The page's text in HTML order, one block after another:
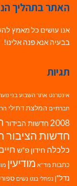
האתר בתהליך
אנו עושים כל מאמץ
בבעיה אנא פנה אלינו!
תגיות
אינטרנט אתר השבועבני
חברתיים המלצת דתילי
2008 חדשות הבידור
חדשות הציבור
כלכלה חידון פ"ש
כתבות מד"א מודיעין
נדל"ן נפתלי בנט נשים